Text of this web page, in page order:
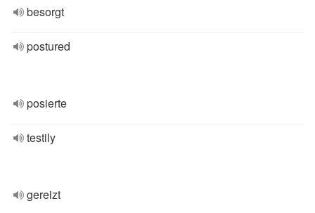
besorgt
postured
posierte
testily
gereizt